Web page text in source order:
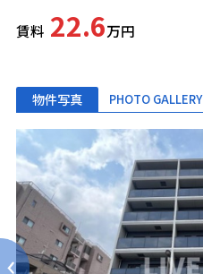
賃料 22.6万円
物件写真 PHOTO GALLERY